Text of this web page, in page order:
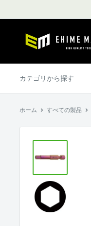
ン
キ
エ
ヒ
本
カテゴリから探す
ホーム すべての製品